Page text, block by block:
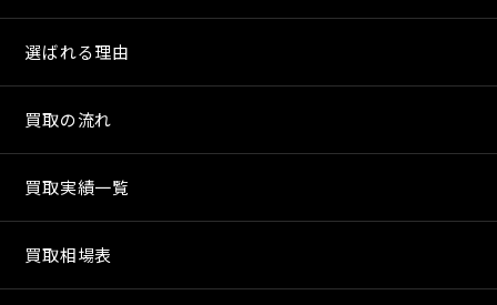
選ばれる理由
買取の流れ
買取実績一覧
買取相場表